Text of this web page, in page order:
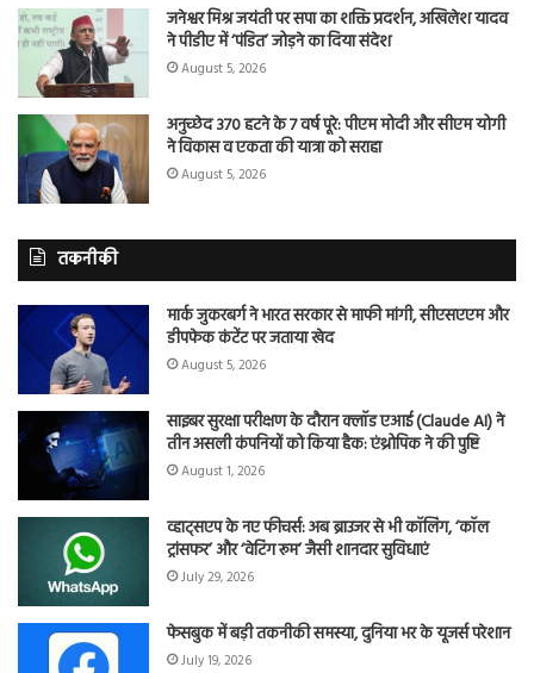
जनेश्वर मिश्र जयंती पर सपा का शक्ति प्रदर्शन, अखिलेश यादव
ने पीडीए में ‘पंडित’ जोड़ने का दिया संदेश
August 5, 2026
अनुच्छेद 370 हटने के 7 वर्ष पूरे: पीएम मोदी और सीएम योगी
ने विकास व एकता की यात्रा को सराहा
August 5, 2026
तकनीकी
मार्क जुकरबर्ग ने भारत सरकार से माफी मांगी, सीएसएएम और
डीपफेक कंटेंट पर जताया खेद
August 5, 2026
साइबर सुरक्षा परीक्षण के दौरान क्लॉड एआई (Claude AI) ने
तीन असली कंपनियों को किया हैक: एंथ्रोपिक ने की पुष्टि
August 1, 2026
व्हाट्सएप के नए फीचर्स: अब ब्राउजर से भी कॉलिंग, ‘कॉल
ट्रांसफर’ और ‘वेटिंग रूम’ जैसी शानदार सुविधाएं
July 29, 2026
फेसबुक में बड़ी तकनीकी समस्या, दुनिया भर के यूजर्स परेशान
July 19, 2026